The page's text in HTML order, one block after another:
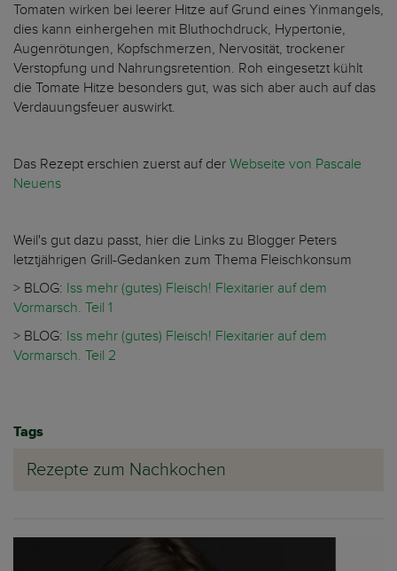
Tomaten wirken bei leerer Hitze auf Grund eines Yinmangels,
dies kann einhergehen mit Bluthochdruck, Hypertonie,
Augenrötungen, Kopfschmerzen, Nervosität, trockener
Verstopfung und Nahrungsretention. Roh eingesetzt kühlt
die Tomate Hitze besonders gut, was sich aber auch auf das
Verdauungsfeuer auswirkt.
Das Rezept erschien zuerst auf der Webseite von Pascale
Neuens
Weil's gut dazu passt, hier die Links zu Blogger Peters
letztjährigen Grill-Gedanken zum Thema Fleischkonsum
> BLOG: Iss mehr (gutes) Fleisch! Flexitarier auf dem
Vormarsch. Teil 1
> BLOG: Iss mehr (gutes) Fleisch! Flexitarier auf dem
Vormarsch. Teil 2
Tags
Rezepte zum Nachkochen